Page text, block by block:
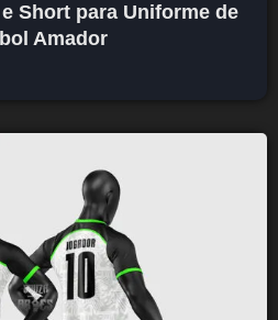
Short para Uniforme de
Amador